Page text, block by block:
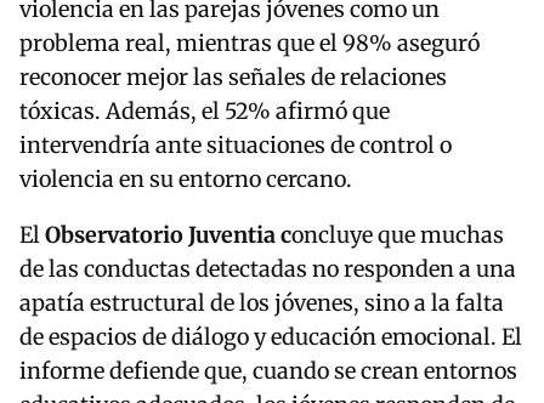
violencia en las parejas jóvenes como un
problema real, mientras que el 98% aseguró
reconocer mejor las señales de relaciones
tóxicas. Además, el 52% afirmó que
intervendría ante situaciones de control o
violencia en su entorno cercano.
ElObservatorio Juventia concluye que muchas
de las conductas detectadas no responden a una
apatía estructural de los jóvenes, sino a la falta
de espacios de diálogo y educación emocional. El
informe defiende que, cuando se crean entornos